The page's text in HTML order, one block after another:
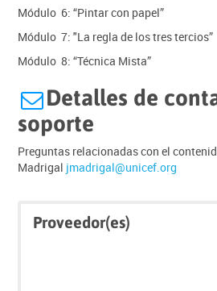
Módulo 6: “Pintar con papel”
Módulo 7: "La regla de los tres tercios”
Módulo 8: “Técnica Mista”
Detalles de
soporte
Preguntas relacionadas con el
Madrigal jmadrigal@unicef.org
Click
Proveedor(es)
Proveedor(es)